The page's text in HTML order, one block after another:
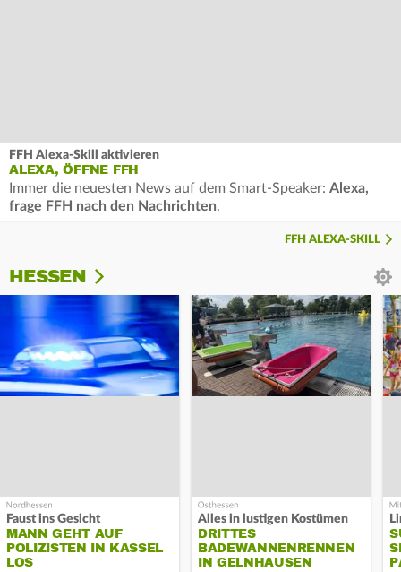
FFH Alexa-Skill aktivieren
ALEXA, ÖFFNE FFH
Immer die neuesten News auf dem Smart-Speaker: Alexa,
frage FFH nach den Nachrichten.
FFH ALEXA-SKILL
HESSEN
Faust ins Gesicht
MANN GEHT AUF
POLIZISTEN IN KASSEL
LOS
Alles in lustigen Kostümen
DRITTES
BADEWANNENRENNEN
IN GELNHAUSEN